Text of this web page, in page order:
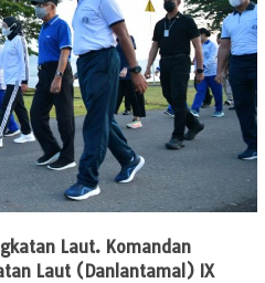
Laut. Komandan
Laut (Danlantamal) IX